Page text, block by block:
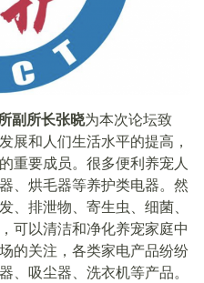
副所长张晓为本次论坛致
展和人们生活水平的提高，
重要成员。很多便利养宠人
、烘毛器等养护类电器。然
、排泄物、寄生虫、细菌、
可以清洁和净化养宠家庭中
的关注，各类家电产品纷纷
、吸尘器、洗衣机等产品。